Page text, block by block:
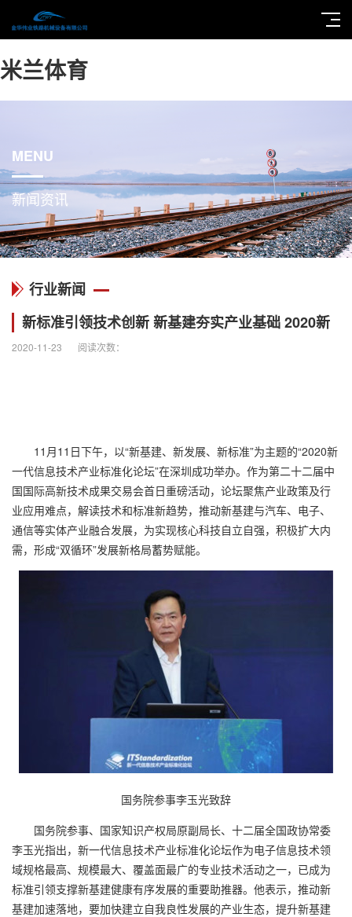
米兰体育
MENU
新闻资讯
行业新闻
新标准引领技术创新 新基建夯实产业基础 2020新
2020-11-23 阅读次数：
11月11日下午，以“新基建、新发展、新标准”为主题的“2020新
一代信息技术产业标准化论坛”在深圳成功举办。作为第二十二届中
国国际高新技术成果交易会首日重磅活动，论坛聚焦产业政策及行
业应用难点，解读技术和标准新趋势，推动新基建与汽车、电子、
通信等实体产业融合发展，为实现核心科技自立自强，积极扩大内
需，形成“双循环”发展新格局蓄势赋能。
国务院参事李玉光致辞
国务院参事、国家知识产权局原副局长、十二届全国政协常委
李玉光指出，新一代信息技术产业标准化论坛作为电子信息技术领
域规格最高、规模最大、覆盖面最广的专业技术活动之一，已成为
标准引领支撑新基建健康有序发展的重要助推器。他表示，推动新
基建加速落地，要加快建立自我良性发展的产业生态，提升新基建